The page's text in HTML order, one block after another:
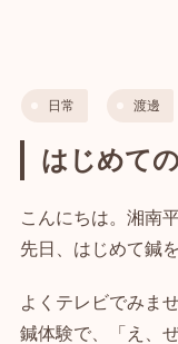
日常 渡邊
はじめて
こんにちは。湘南
先日、はじめて鍼
よくテレビでみま
鍼体験で、「え、